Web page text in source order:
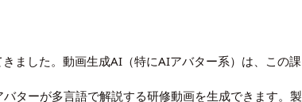
ました。動画生成AI（特にAIアバター系）は、この課
ターが多言語で解説する研修動画を生成できます。製